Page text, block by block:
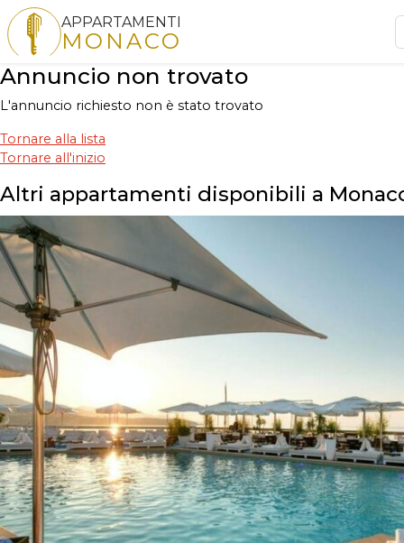
APPARTAMENTI
MONACO
Annuncio non trovato
L'annuncio richiesto non è stato trovato
Tornare alla lista
Tornare all'inizio
Altri appartamenti disponibili a